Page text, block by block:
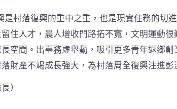
是村落復興的重中之重，也是現實任務的切
住人才，農人增收門路拓不寬，文明運動很
空間。出臺務虛舉動，吸引更多青年返鄉創
財產不竭成長強大，為村落周全復興注進彭
）